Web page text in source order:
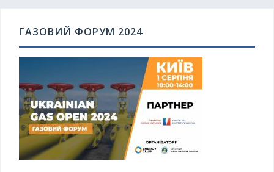
ГАЗОВИЙ ФОРУМ 2024